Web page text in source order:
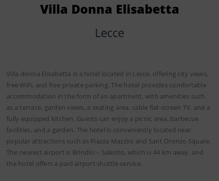
Villa Donna Elisabetta
Lecce
Villa donna Elisabetta is a hotel located in Lecce, offering city views,
free WiFi, and free private parking. The hotel provides comfortable
accommodation in the form of an apartment, with amenities such
as a terrace, garden views, a seating area, cable flat-screen TV, and a
fully equipped kitchen. Guests can enjoy a picnic area, barbecue
facilities, and a garden. The hotel is conveniently located near
popular attractions such as Piazza Mazzini and Sant Oronzo Square.
The nearest airport is Brindisi – Salento, which is 44 km away, and
the hotel offers a paid airport shuttle service.